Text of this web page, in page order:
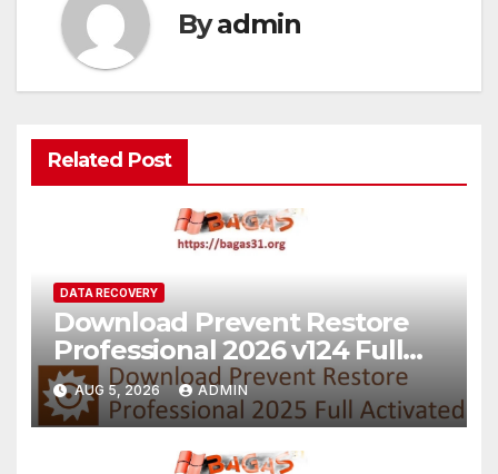
Byadmin
Related Post
DATA RECOVERY
Download Prevent Restore
Professional 2026 v124 Full
Version
AUG 5, 2026 ADMIN